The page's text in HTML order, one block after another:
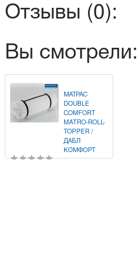
Отзывы (0):
Вы смотрели:
МАТРАС
DOUBLE
COMFORT
MATRO-ROLL-
TOPPER /
ДАБЛ
КОМФОРТ